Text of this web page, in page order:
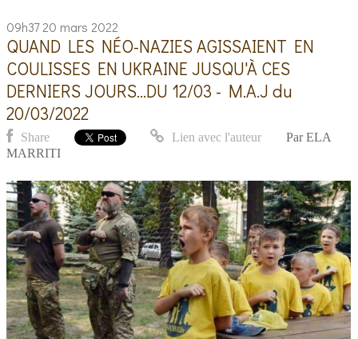
09h37 20 mars 2022
QUAND LES NÉO-NAZIES AGISSAIENT EN
COULISSES EN UKRAINE JUSQU'À CES
DERNIERS JOURS...DU 12/03 - M.A.J du
20/03/2022
Share Lien avec l'auteur Par ELA
MARRITI